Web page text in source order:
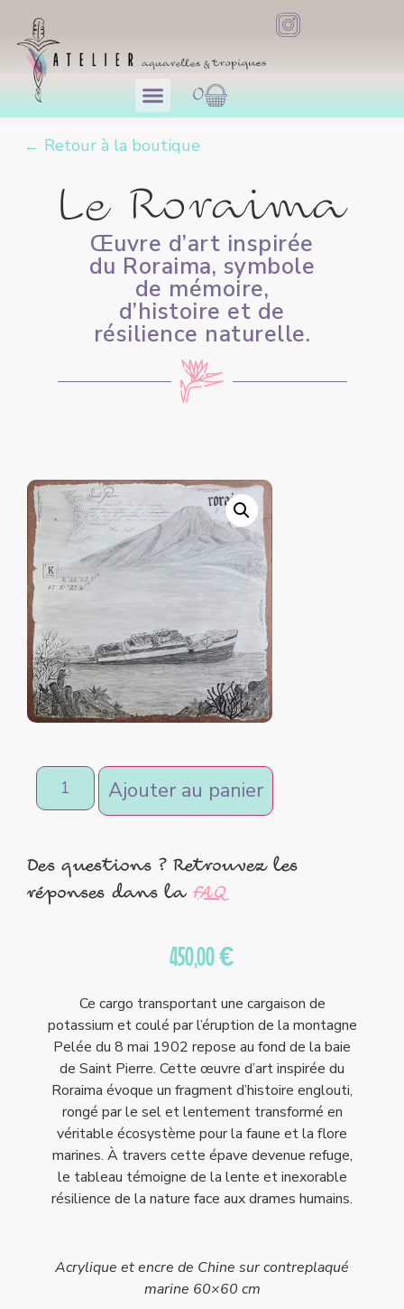
0
← Retour à la boutique
Le Roraima
Œuvre d’art inspirée
du Roraima, symbole
de mémoire,
d’histoire et de
résilience naturelle.
Ajouter au panier
Des questions ? Retrouvez les
réponses dans la FAQ
450,00€
Ce cargo transportant une cargaison de
potassium et coulé par l’éruption de la montagne
Pelée du 8 mai 1902 repose au fond de la baie
de Saint Pierre. Cette œuvre d’art inspirée du
Roraima évoque un fragment d’histoire englouti,
rongé par le sel et lentement transformé en
véritable écosystème pour la faune et la flore
marines. À travers cette épave devenue refuge,
le tableau témoigne de la lente et inexorable
résilience de la nature face aux drames humains.
Acrylique et encre de Chine sur contreplaqué
marine 60×60 cm